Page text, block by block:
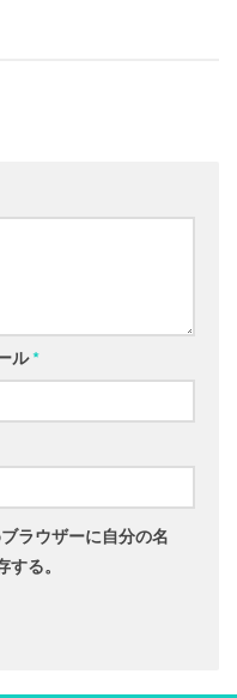
ル*
ラウザーに自分の名
る。